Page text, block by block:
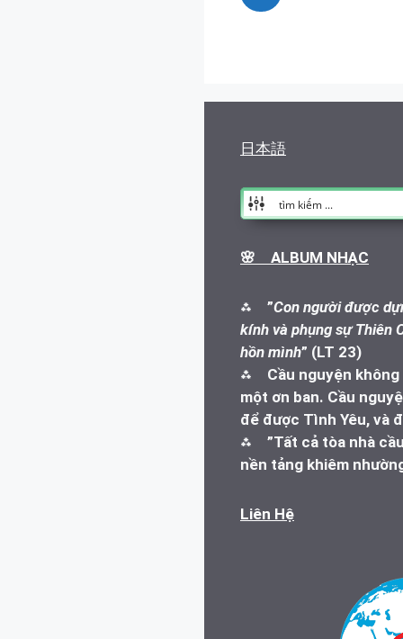
日本語
🌸 ALBUM NHẠC
⁂ ”Con người được
kính và phụng sự Thiên
hồn mình” (LT 23)
⁂ Cầu nguyện
một ơn ban. Cầu
để được Tình Yêu, và
⁂ ”Tất cả tòa nhà
nền tảng khiêm
Liên Hệ